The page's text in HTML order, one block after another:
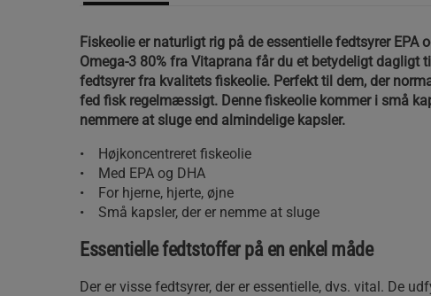
Fiskeolie er naturligt rig på de essentielle fedtsyrer EPA
Omega-3 80% fra Vitaprana får du et betydeligt dagligt
fedtsyrer fra kvalitets fiskeolie. Perfekt til dem, der
fed fisk regelmæssigt. Denne fiskeolie kommer i små
nemmere at sluge end almindelige kapsler.
• Højkoncentreret fiskeolie
• Med EPA og DHA
• For hjerne, hjerte, øjne
• Små kapsler, der er nemme at sluge
Essentielle fedtstoffer på en enkel måde
Der er visse fedtsyrer, der er essentielle, dvs. vital. De